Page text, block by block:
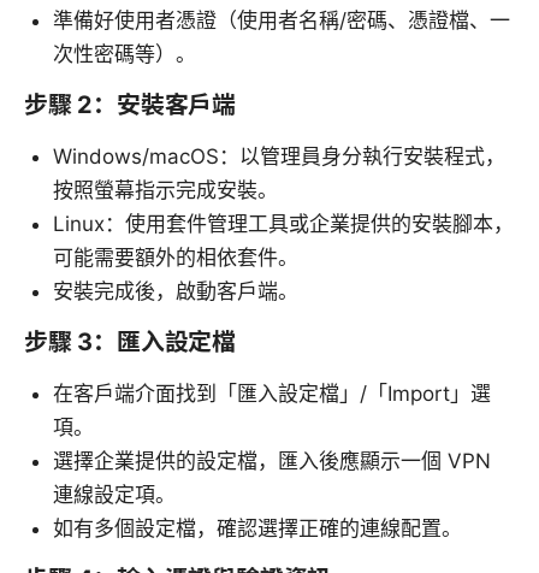
準備好使用者憑證（使用者名稱/密碼、憑證檔、一
次性密碼等）。
步驟 2：安裝客戶端
Windows/macOS：以管理員身分執行安裝程式，
按照螢幕指示完成安裝。
Linux：使用套件管理工具或企業提供的安裝腳本，
可能需要額外的相依套件。
安裝完成後，啟動客戶端。
步驟 3：匯入設定檔
在客戶端介面找到「匯入設定檔」/「Import」選
項。
選擇企業提供的設定檔，匯入後應顯示一個 VPN
連線設定項。
如有多個設定檔，確認選擇正確的連線配置。